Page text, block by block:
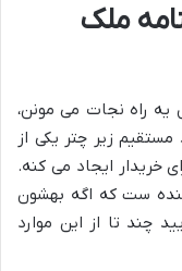
ملک
یه راه نجات می مونن،
زیر چتر یکی از
خریدار ایجاد می کنه.
ست که اگه بهشون
چند تا از این موارد